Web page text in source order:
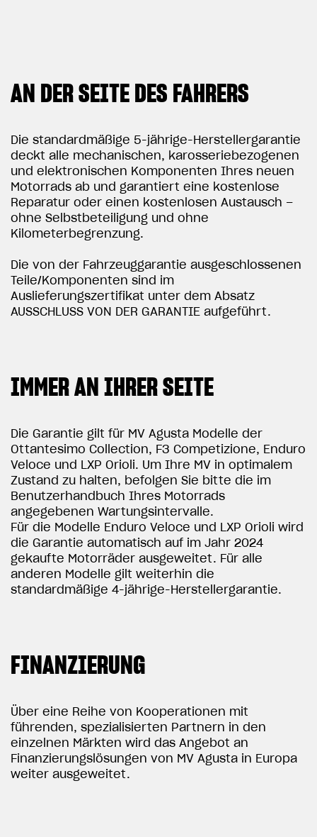
AN DER SEITE DES FAHRERS
Die standardmäßige 5-jährige-Herstellergarantie
deckt alle mechanischen, karosseriebezogenen
und elektronischen Komponenten Ihres neuen
Motorrads ab und garantiert eine kostenlose
Reparatur oder einen kostenlosen Austausch –
ohne Selbstbeteiligung und ohne
Kilometerbegrenzung.
Die von der Fahrzeuggarantie ausgeschlossenen
Teile/Komponenten sind im
Auslieferungszertifikat unter dem Absatz
AUSSCHLUSS VON DER GARANTIE aufgeführt.
IMMER AN IHRER SEITE
Die Garantie gilt für MV Agusta Modelle der
Ottantesimo Collection, F3 Competizione, Enduro
Veloce und LXP Orioli. Um Ihre MV in optimalem
Zustand zu halten, befolgen Sie bitte die im
Benutzerhandbuch Ihres Motorrads
angegebenen Wartungsintervalle.
Für die Modelle Enduro Veloce und LXP Orioli wird
die Garantie automatisch auf im Jahr 2024
gekaufte Motorräder ausgeweitet. Für alle
anderen Modelle gilt weiterhin die
standardmäßige 4-jährige-Herstellergarantie.
FINANZIERUNG
Über eine Reihe von Kooperationen mit
führenden, spezialisierten Partnern in den
einzelnen Märkten wird das Angebot an
Finanzierungslösungen von MV Agusta in Europa
weiter ausgeweitet.